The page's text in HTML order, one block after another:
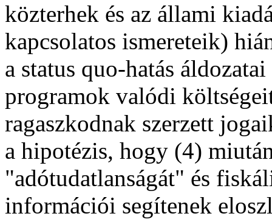
közterhek és az állami
kapcsolatos ismereteik)
a status quo-hatás
programok valódi
ragaszkodnak szerzett
a hipotézis, hogy (4)
"adótudatlanságát" és
információi segítenek